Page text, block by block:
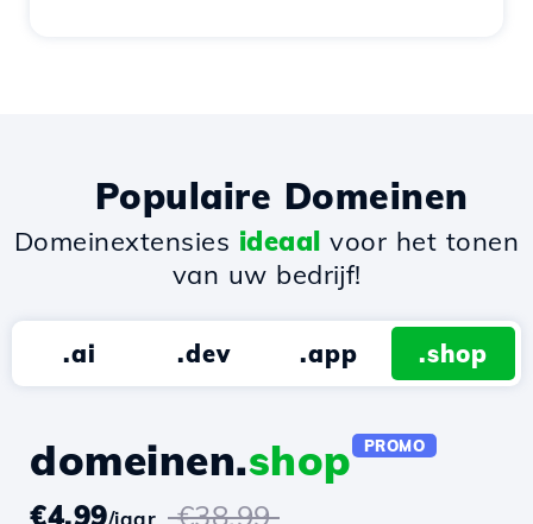
Populaire Domeinen
Domeinextensies ideaal voor het tonen
van uw bedrijf!
.ai .dev .app .shop
domeinen.shop PROMO
€4.99/jaar €38.99